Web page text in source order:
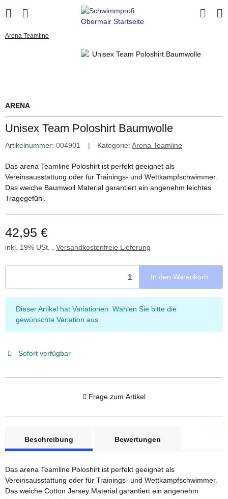
Arena Teamline
ARENA
Unisex Team Poloshirt Baumwolle
Artikelnummer: 004901 Kategorie: Arena Teamline
Das arena Teamline Poloshirt ist perfekt geeignet als
Vereinsausstattung oder für Trainings- und Wettkampfschwimmer.
Das weiche Baumwoll Material garantiert ein angenehm leichtes
Tragegefühl.
42,95 €
inkl. 19% USt. , Versandkostenfreie Lieferung
In den Warenkorb
x
Dieser Artikel hat Variationen. Wählen Sie bitte die
gewünschte Variation aus.
Sofort verfügbar
Frage zum Artikel
Beschreibung
Bewertungen
Das arena Teamline Poloshirt ist perfekt geeignet als
Vereinsausstattung oder für Trainings- und Wettkampfschwimmer.
Das weiche Cotton Jersey Material garantiert ein angenehm